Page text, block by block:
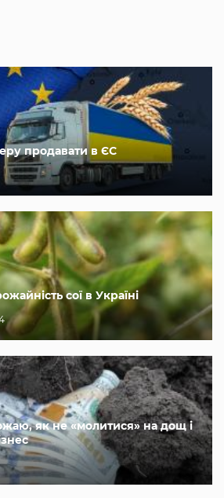
продавати в ЄС
сої в Україні
як не «молитися» на дощ і